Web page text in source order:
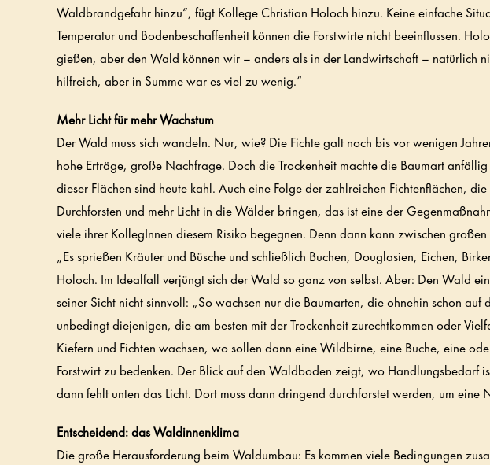
Waldbrandgefahr hinzu“, fügt Kollege Christian Holoch hinzu. Keine einfache
Temperatur und Bodenbeschaffenheit können die Forstwirte nicht beeinflussen.
gießen, aber den Wald können wir – anders als in der Landwirtschaft – natürlich
hilfreich, aber in Summe war es viel zu wenig.“
Mehr Licht für mehr Wachstum
Der Wald muss sich wandeln. Nur, wie? Die Fichte galt noch bis vor wenigen
hohe Erträge, große Nachfrage. Doch die Trockenheit machte die Baumart
dieser Flächen sind heute kahl. Auch eine Folge der zahlreichen Fichtenflächen,
Durchforsten und mehr Licht in die Wälder bringen, das ist eine der
viele ihrer KollegInnen diesem Risiko begegnen. Denn dann kann zwischen
„Es sprießen Kräuter und Büsche und schließlich Buchen, Douglasien, Eichen,
Holoch. Im Idealfall verjüngt sich der Wald so ganz von selbst. Aber: Den Wald
seiner Sicht nicht sinnvoll: „So wachsen nur die Baumarten, die ohnehin schon auf
unbedingt diejenigen, die am besten mit der Trockenheit zurechtkommen oder
Kiefern und Fichten wachsen, wo sollen dann eine Wildbirne, eine Buche, eine
Forstwirt zu bedenken. Der Blick auf den Waldboden zeigt, wo Handlungsbedarf
dann fehlt unten das Licht. Dort muss dann dringend durchforstet werden, um eine
Entscheidend: das Waldinnenklima
Die große Herausforderung beim Waldumbau: Es kommen viele Bedingungen